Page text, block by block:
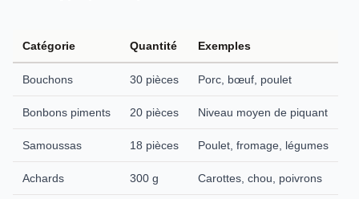
Catégorie Quantité Exemples
Bouchons 30 pièces Porc, bœuf, poulet
Bonbons piments 20 pièces Niveau moyen de piquant
Samoussas 18 pièces Poulet, fromage, légumes
Achards 300 g Carottes, chou, poivrons